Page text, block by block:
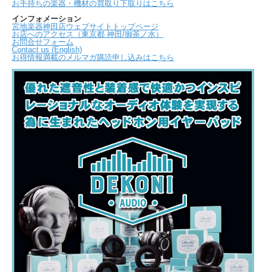
お手持ちの楽器・機材の買取り下取りはこちら
インフォメーション
宮地楽器神田店ウェブサイトトップページ
お店へのアクセス（東京都 神田/御茶ノ水）
お問合せフォーム
Contact us (English)
お得情報満載のメルマガ購読申し込みはこちら